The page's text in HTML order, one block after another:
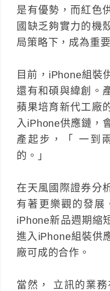
是有優勢，而紅色
國缺乏夠實力的機
局策略下，成為重
目前，iPhone組裝
還有和碩與緯創。
蘋果培育新代工廠
入iPhone供應鏈，
產起步，「 一到
的。」
在天風國際證券分
有著更樂觀的發展
iPhone新品週期縮
進入iPhone組裝供
廠可成的合作。
當然， 立訊的業